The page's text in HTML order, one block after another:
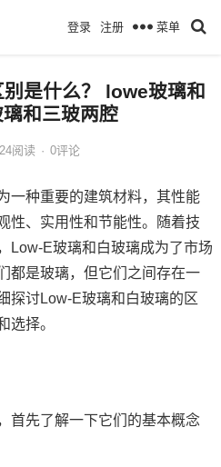
登录 注册 菜单
是什么？ lowe玻璃和
和三玻两腔
阅读 · 0评论
一种重要的建筑材料，其性能
性、实用性和节能性。随着技
Low-E玻璃和白玻璃成为了市场
都是玻璃，但它们之间存在一
探讨Low-E玻璃和白玻璃的区
选择。
首先了解一下它们的基本概念